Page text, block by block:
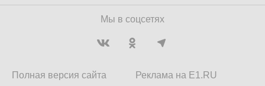
Мы в соцсетях
Полная версия сайта
Реклама на E1.RU